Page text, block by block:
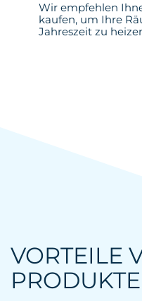
Wir empfehlen
kaufen, um Ihre
Jahreszeit zu
VORTEILE